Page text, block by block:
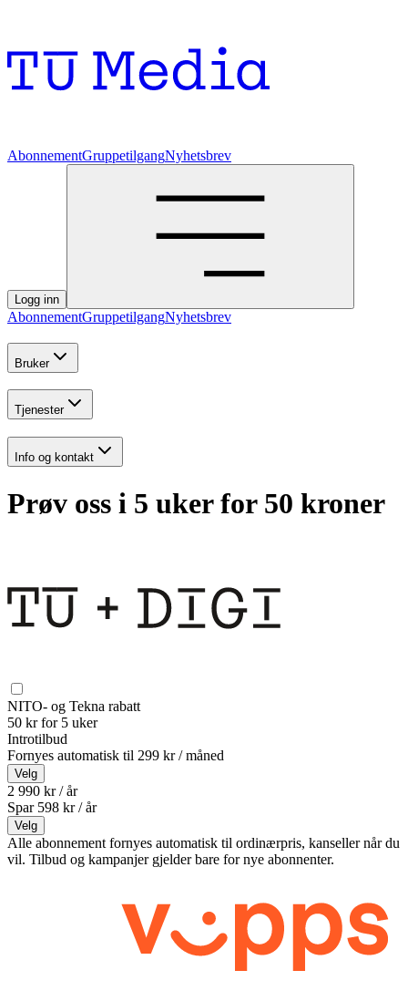
AbonnementGruppetilgangNyhetsbrev
Logg inn
AbonnementGruppetilgangNyhetsbrev
Bruker
Tjenester
Info og kontakt
Prøv oss i 5 uker for 50 kroner
NITO- og Tekna rabatt
50 kr for 5 uker
Introtilbud
Fornyes automatisk til 299 kr / måned
Velg
2 990 kr / år
Spar 598 kr /år
Velg
Alle abonnement fornyes automatisk til ordinærpris, kanseller når du
vil. Tilbud og kampanjer gjelder bare for nye abonnenter.